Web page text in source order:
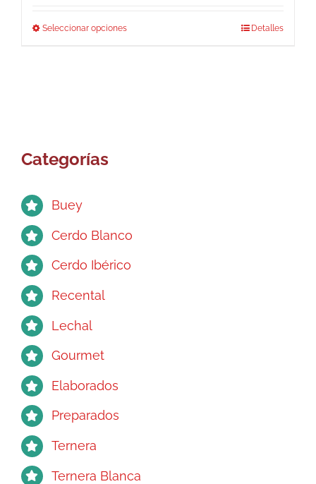
desde
Seleccionar opcionesEste
página
producto
Detalles
Categorías
Buey
Cerdo Blanco
Cerdo Ibérico
Recental
Lechal
Gourmet
Elaborados
Preparados
Ternera
Ternera Blanca